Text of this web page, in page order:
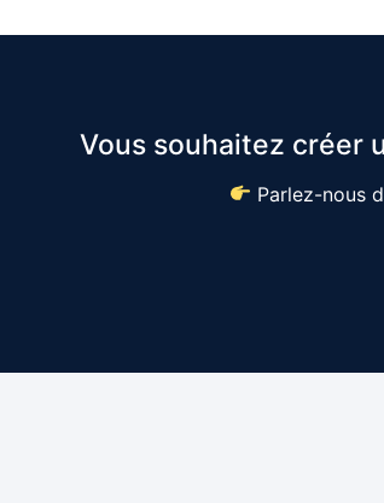
Vous souhaitez créer
Parlez-nous